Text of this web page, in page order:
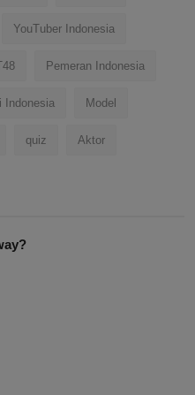
YouTuber Indonesia
Pemeran Indonesia
Indonesia Model
quiz Aktor